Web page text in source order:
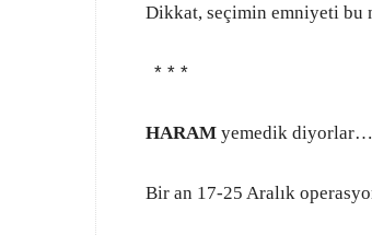
Dikkat, seçimin emniyeti bu
* * *
HARAM yemedik diyorlar…
Bir an 17-25 Aralık